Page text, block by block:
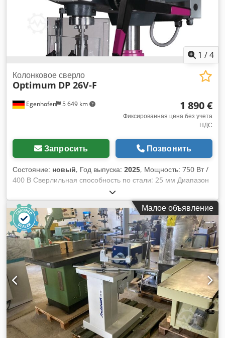
1 /4
Egenhofen 5 649 km
Колонковое сверло
Optimum DP 26V-F
1 890 €
Фиксированная цена без учета
НДС
Запросить Позвонить
Состояние: новый, Год выпуска: 2025, Мощность: 750 Вт /
400 В Сверлильная способность по стали: 25 мм Диапазон
оборотов: 60 - 3050 об/мин Посадка шпинделя: MK3 Ход
пиноли: 95 мм Dwsdsir Embspfx Ad Sea Вылет шпинделя:
209 мм Размер стола: 308 мм x 308 мм Быстрозажимной
патрон: 1 - 16 мм Вес: 107 кг
Малое объявление